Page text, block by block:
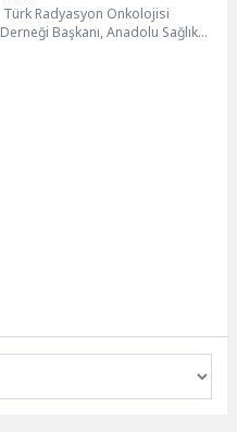
Türk Radyasyon Onkolojisi
Derneği Başkanı, Anadolu Sağlık